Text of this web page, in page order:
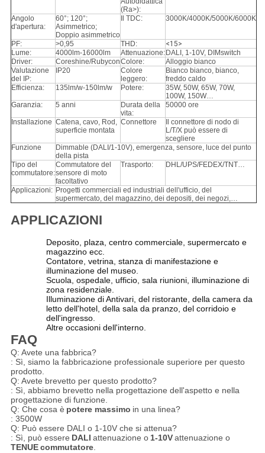
(Ra>):
Angolo
d'apertura:
60°; 120°;
Asimmetrico;
Doppio asimmetrico
Il TDC: 3000K/4000K/5000K/6000K
PF: >0,95 THD:
<15>
Lume:
4000lm-16000lm Attenuazione: DALI, 1-10V, DIMswitch
Driver:
Coreshine/RubyconColore:
Alloggio bianco
Valutazione
del IP:
IP20
Colore
leggero:
Bianco bianco, bianco,
freddo caldo
Efficienza:
135lm/w-150lm/w Potere:
35W, 50W, 65W, 70W,
100W, 150W…
Garanzia:
5 anni
Durata della
vita:
50000 ore
Installazione Catena, cavo, Rod,
superficie montata
Connettore
Il connettore di nodo di
L/T/X può essere di
scegliere
Funzione
Dimmable (DALI/1-10V), emergenza, sensore, luce del punto
della pista
Tipo del
commutatore:
Commutatore del
sensore di moto
facoltativo
Trasporto: DHL/UPS/FEDEX/TNT…
Applicazioni: Progetti commerciali ed industriali dell'ufficio, del
supermercato, del magazzino, dei depositi, dei negozi,…
APPLICAZIONI
Deposito, plaza, centro commerciale, supermercato e
magazzino ecc.
Contatore, vetrina, stanza di manifestazione e
illuminazione del museo.
Scuola, ospedale, ufficio, sala riunioni, illuminazione di
zona residenziale.
Illuminazione di Antivari, del ristorante, della camera da
letto dell'hotel, della sala da pranzo, del corridoio e
dell'ingresso.
Altre occasioni dell'interno.
FAQ
Q: Avete una fabbrica?
: Sì, siamo la fabbricazione professionale superiore per questo
prodotto.
Q: Avete brevetto per questo prodotto?
: Sì, abbiamo brevetto nella progettazione dell'aspetto e nella
progettazione di funzione.
Q: Che cosa è potere massimo in una linea?
: 3500W
Q: Può essere DALI o 1-10V che si attenua?
: Sì, può essere DALI attenuazione o 1-10Vattenuazione o
TENUEcommutatore.